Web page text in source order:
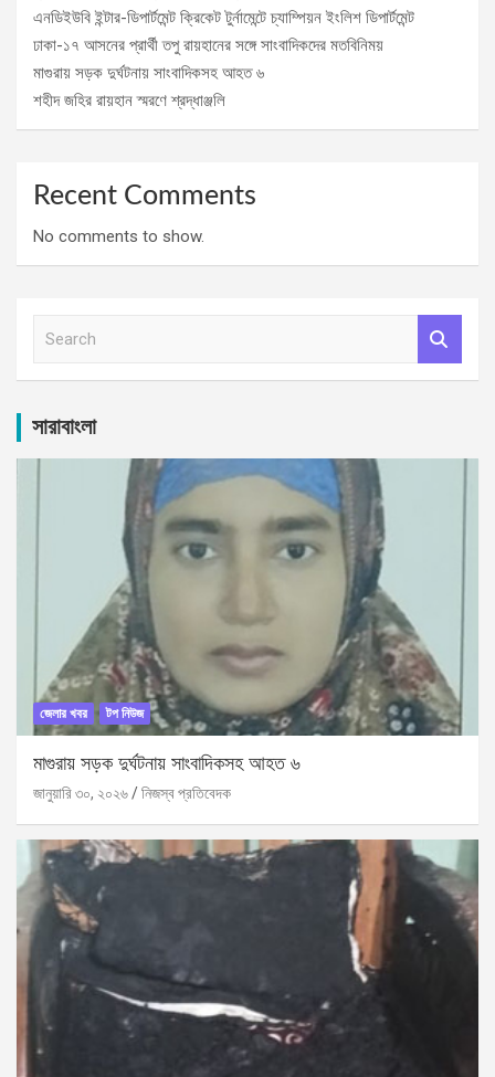
এনডিইউবি ইন্টার-ডিপার্টমেন্ট ক্রিকেট টুর্নামেন্টে চ্যাম্পিয়ন ইংলিশ ডিপার্টমেন্ট
ঢাকা-১৭ আসনের প্রার্থী তপু রায়হানের সঙ্গে সাংবাদিকদের মতবিনিময়
মাগুরায় সড়ক দুর্ঘটনায় সাংবাদিকসহ আহত ৬
শহীদ জহির রায়হান স্মরণে শ্রদ্ধাঞ্জলি
Recent Comments
No comments to show.
c
সারাবাংলা
জেলার খবর টপ নিউজ
মাগুরায় সড়ক দুর্ঘটনায় সাংবাদিকসহ আহত ৬
জানুয়ারি ৩০, ২০২৬ নিজস্ব প্রতিবেদক